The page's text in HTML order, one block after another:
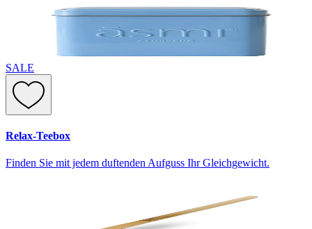
SALE
Relax-Teebox
Finden Sie mit jedem duftenden Aufguss Ihr Gleichgewicht.